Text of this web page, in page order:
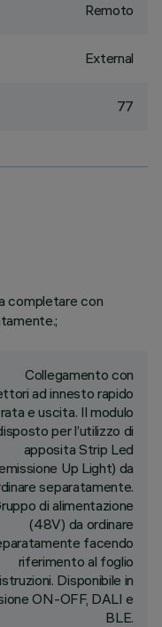
Remoto
External
77
completare con
Collegamento con
ad innesto rapido
e uscita. Il modulo
per l’utilizzo di
apposita Strip Led
Up Light) da
separatamente.
di alimentazione
(48V) da ordinare
facendo
riferimento al foglio
Disponibile in
ON-OFF, DALI e
BLE.